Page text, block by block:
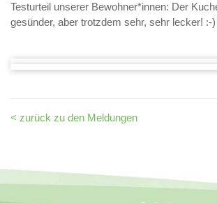
Testurteil unserer Bewohner*innen: Der
gesünder, aber trotzdem sehr, sehr lecker! :-)
< zurück zu den Meldungen